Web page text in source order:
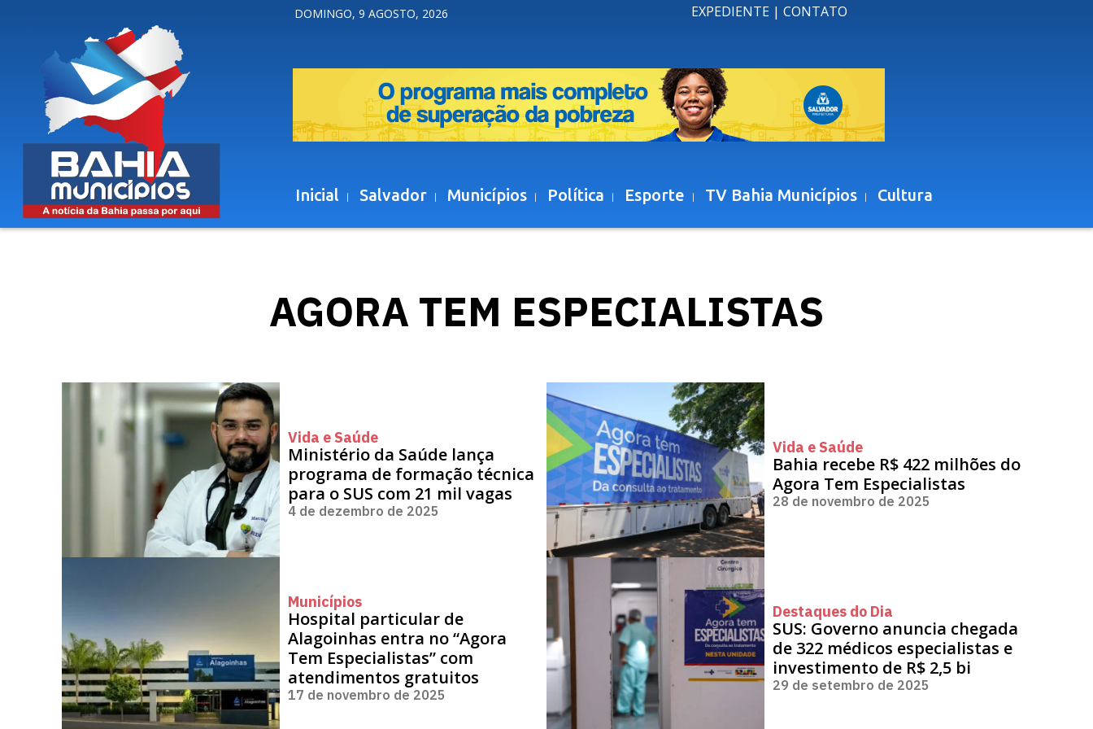
DOMINGO, 9 AGOSTO, 2026 EXPEDIENTE | CONTATO
Inicial Salvador Municípios Política Esporte TV Bahia Municípios Cultura
AGORA TEM ESPECIALISTAS
Vida e Saúde
Ministério da Saúde lança
programa de formação técnica
para o SUS com 21 mil vagas
4 de dezembro de 2025
Vida e Saúde
Bahia recebe R$ 422 milhões do
Agora Tem Especialistas
28 de novembro de 2025
Municípios
Hospital particular de
Alagoinhas entra no “Agora
Tem Especialistas” com
atendimentos gratuitos
17 de novembro de 2025
Destaques do Dia
SUS: Governo anuncia chegada
de 322 médicos especialistas e
investimento de R$ 2,5 bi
29 de setembro de 2025